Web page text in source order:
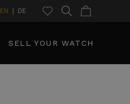
EN DE
SELL YOUR WATCH